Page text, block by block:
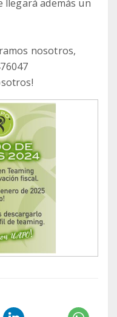
llegará además un
nosotros,